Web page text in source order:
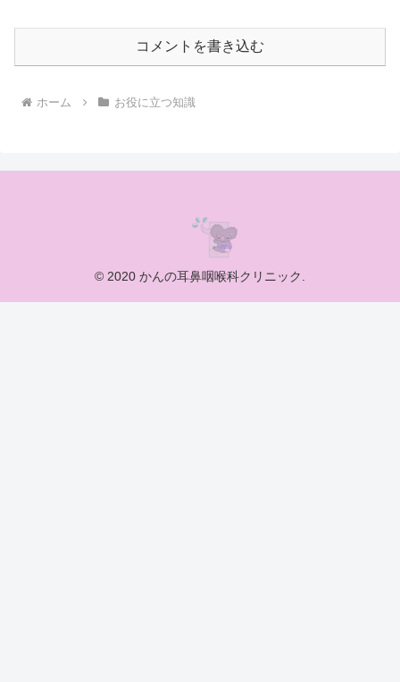
コメントを書き込む
ホーム お役に立つ知識
© 2020 かんの耳鼻咽喉科クリニック.